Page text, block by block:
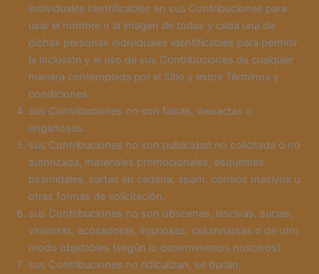
individuales identificables en sus Contribuciones para
usar el nombre o la imagen de todas y cada una de
dichas personas individuales identificables para permitir
la inclusión y el uso de sus Contribuciones de cualquier
manera contemplada por el Sitio y estos Términos y
condiciones.
sus Contribuciones no son falsas, inexactas o
engañosas.
sus Contribuciones no son publicidad no solicitada o no
autorizada, materiales promocionales, esquemas
piramidales, cartas en cadena, spam, correos masivos u
otras formas de solicitación.
sus Contribuciones no son obscenas, lascivas, sucias,
violentas, acosadoras, injuriosas, calumniosas o de otro
modo objetables (según lo determinemos nosotros).
sus Contribuciones no ridiculizan, se burlan,